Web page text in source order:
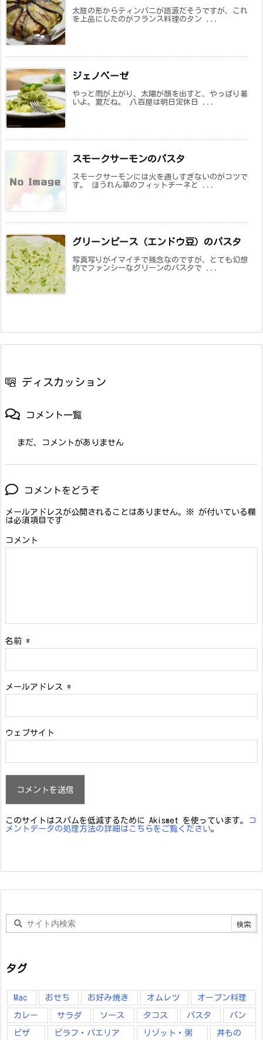
太鼓の形からティンパニが語源だそうですが、これ
を上品にしたのがフランス料理のタン ...
ジェノベーゼ
やっと雨が上がり、太陽が顔を出すと、やっぱり暑
いよ。夏だね。 八百屋は明日定休日 ...
スモークサーモンのパスタ
スモークサーモンには火を通しすぎないのがコツで
す。 ほうれん草のフィットチーネと ...
グリーンピース（エンドウ豆）のパスタ
写真写りがイマイチで残念なのですが、とても幻想
的でファンシーなグリーンのパスタで ...
ディスカッション
コメント一覧
まだ、コメントがありません
コメントをどうぞ
メールアドレスが公開されることはありません。 ※ が付いている欄
は必須項目です
コメント
名前 *
メールアドレス *
ウェブサイト
このサイトはスパムを低減するために Akismet を使っています。
コ
メントデータの処理方法の詳細はこちらをご覧ください。
タグ
Mac おせち お好み焼き オムレツ オーブン料理
カレー サラダ ソース タコス パスタ パン
ピザ ピラフ・パエリア リゾット・粥 丼もの